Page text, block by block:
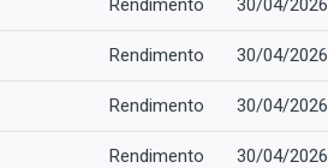
Rendimento 30/04/2026
Rendimento 30/04/2026
Rendimento 30/04/2026
Rendimento 30/04/2026